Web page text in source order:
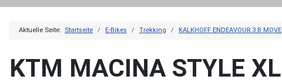
Aktuelle Seite: Startseite E-Bikes Trekking KALKHOFF ENDEAVOUR 3.B MOVE
KTM MACINA STYLE XL